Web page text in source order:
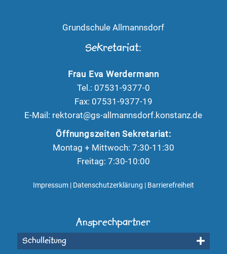
Grundschule Allmannsdorf
Sekretariat:
Frau Eva Werdermann
Tel.: 07531-9377-0
Fax: 07531-9377-19
E-Mail: rektorat@gs-allmannsdorf.konstanz.de
Öffnungszeiten Sekretariat:
Montag + Mittwoch: 7:30-11:30
Freitag: 7:30-10:00
Impressum| Datenschutzerklärung | Barrierefreiheit
Ansprechpartner
Schulleitung